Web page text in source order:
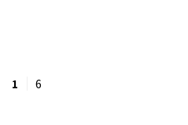
1 6